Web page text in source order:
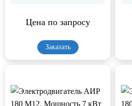
Цена по запросу
Заказать